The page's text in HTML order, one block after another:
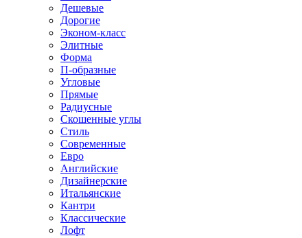
Дешевые
Дорогие
Эконом-класс
Элитные
Форма
П-образные
Угловые
Прямые
Радиусные
Скошенные углы
Стиль
Современные
Евро
Английские
Дизайнерские
Итальянские
Кантри
Классические
Лофт